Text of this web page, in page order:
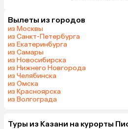
Вылеты из городов
из Москвы
из Санкт-Петербурга
из Екатеринбурга
из Самары
из Новосибирска
из Нижнего Новгорода
из Челябинска
из Омска
из Красноярска
из Волгограда
Туры из Казани на курорты